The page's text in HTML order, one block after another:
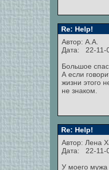
Re: Help!
Автор: А.А.
Дата: 22-11-
Большое
А если
жизни этого
не знаком.
Re: Help!
Автор: Лена
Дата: 22-11-
У моего мужа